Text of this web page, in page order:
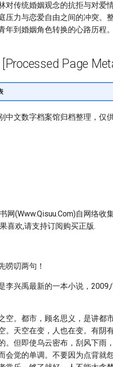
对传统婚姻观念的抗拒与对爱
压力与恋爱自由之间的冲突。
年到婚姻角色转换的心路历程。
Page
中文数字档案馆归档整理，仅
网(Www.Qisuu.Com)自网络
喜欢,请支持订阅购买正版.
唠叨两句！
李兴禹最新的一本小说，
空。都市，顾名思义，是讲都
。天空在变，人也在变。有阴
。但即使乌云密布，刮风下雨
会觉的单调。不要因为点背就